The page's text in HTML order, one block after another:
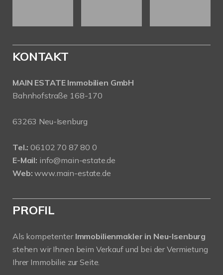
KONTAKT
MAIN ESTATE Immobilien GmbH
Bahnhofstraße 168-170
63263 Neu-Isenburg
Tel.: 06102 70 87 80 0
E-Mail: info@main-estate.de
Web: www.main-estate.de
PROFIL
Als kompetenter Immobilienmakler in Neu-Isenburg
stehen wir Ihnen beim Verkauf und bei der Vermietung
Ihrer Immobilie zur Seite.